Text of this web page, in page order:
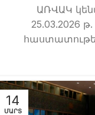
ԱՌՎԱԿ
25.03.2026
14
ՄԱՐՏ